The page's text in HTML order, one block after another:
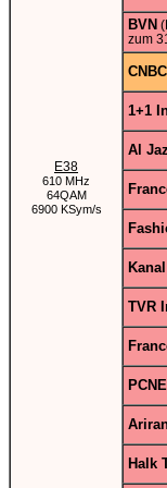
E38
610 MHz
64QAM
6900 KSym/s
BVN
zum
1+1
Al
TVR
PCNE
Halk